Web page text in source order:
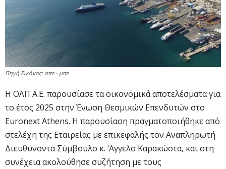
Πηγή Εικόνας: απε - μπε
Η ΟΛΠ Α.Ε. παρουσίασε τα οικονομικά αποτελέσματα για
το έτος 2025 στην Ένωση Θεσμικών Επενδυτών στο
Euronext Athens. Η παρουσίαση πραγματοποιήθηκε από
στελέχη της Εταιρείας με επικεφαλής τον Αναπληρωτή
Διευθύνοντα Σύμβουλο κ. ‘Αγγελο Καρακώστα, και στη
συνέχεια ακολούθησε συζήτηση με τους